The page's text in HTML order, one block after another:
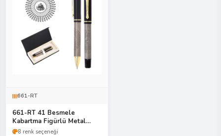
661-RT
661-RT 41 Besmele
Kabartma Figürlü Metal
Roller & Tükenmez Kalem
8 renk seçeneği